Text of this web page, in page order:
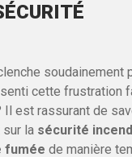
soudainement
cette frustration
Il est rassurant de
la sécurité
fumée de manière